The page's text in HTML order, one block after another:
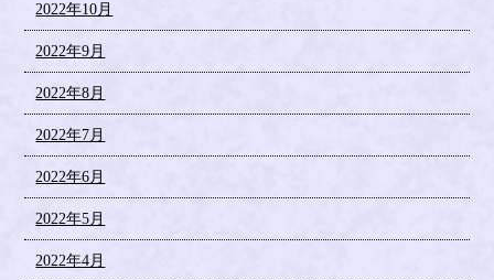
2022年10月
2022年9月
2022年8月
2022年7月
2022年6月
2022年5月
2022年4月